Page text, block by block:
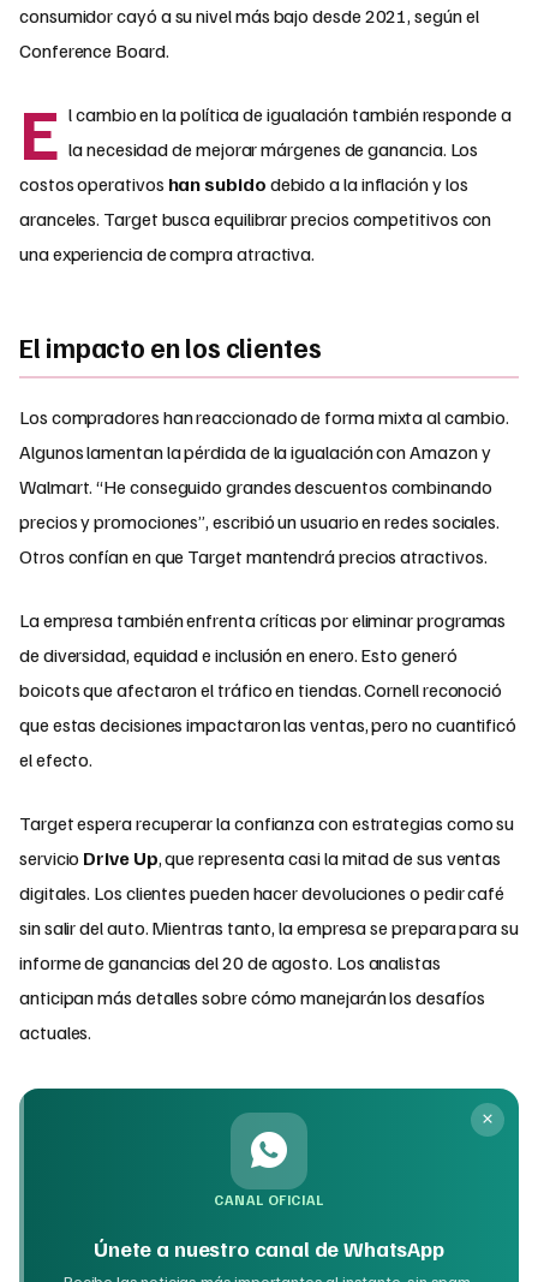
consumidor cayó a su nivel más bajo desde 2021, según el
Conference Board.
E l cambio en la política de igualación también responde a
la necesidad de mejorar márgenes de ganancia. Los
costos operativos han subido debido a la inflación y los
aranceles. Target busca equilibrar precios competitivos con
una experiencia de compra atractiva.
El impacto en los clientes
Los compradores han reaccionado de forma mixta al cambio.
Algunos lamentan la pérdida de la igualación con Amazon y
Walmart. “He conseguido grandes descuentos combinando
precios y promociones”, escribió un usuario en redes sociales.
Otros confían en que Target mantendrá precios atractivos.
La empresa también enfrenta críticas por eliminar programas
de diversidad, equidad e inclusión en enero. Esto generó
boicots que afectaron el tráfico en tiendas. Cornell reconoció
que estas decisiones impactaron las ventas, pero no cuantificó
el efecto.
Target espera recuperar la confianza con estrategias como su
servicio Drive Up, que representa casi la mitad de sus ventas
digitales. Los clientes pueden hacer devoluciones o pedir café
sin salir del auto. Mientras tanto, la empresa se prepara para su
informe de ganancias del 20 de agosto. Los analistas
anticipan más detalles sobre cómo manejarán los desafíos
actuales.
CANAL OFICIAL
Únete a nuestro canal de WhatsApp